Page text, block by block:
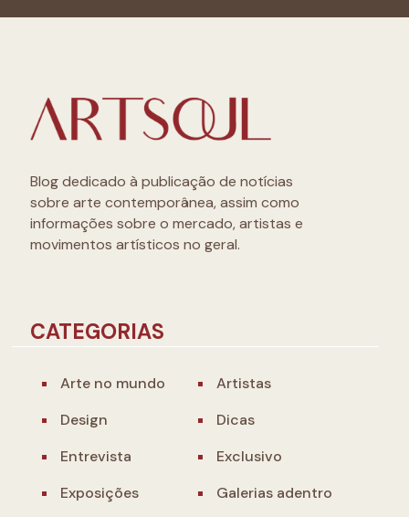
Blog dedicado à publicação de notícias
sobre arte contemporânea, assim como
informações sobre o mercado, artistas e
movimentos artísticos no geral.
CATEGORIAS
Arte no mundo
Artistas
Design
Dicas
Entrevista
Exclusivo
Exposições
Galerias adentro